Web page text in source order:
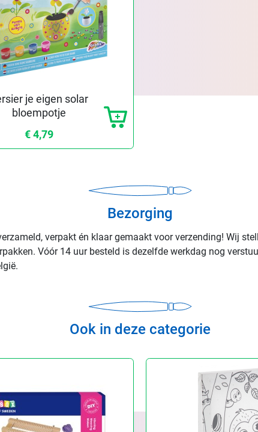
je eigen solar
bloempotje
€ 4,79
Bezorging
verpakt én klaar gemaakt voor verzending! Wij
Vóór 14 uur besteld is dezelfde werkdag nog
Ook in deze categorie